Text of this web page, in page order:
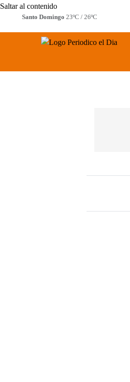
Saltar al contenido
Santo Domingo 23ºC / 26ºC